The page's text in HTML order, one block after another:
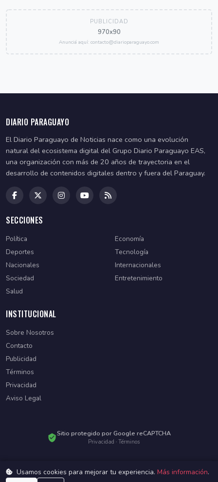
PUBLICIDAD
970x90
Anunciá aquí: contacto@diarioparaguayo.com
DIARIO PARAGUAYO
El Diario Paraguayo de Noticias nace como una evolución
natural del ecosistema digital del Grupo Diario Paraguayo EAS,
una organización con más de 20 años de trayectoria en el
desarrollo de contenidos digitales dentro y fuera del Paraguay.
SECCIONES
Política
Economía
Deportes
Tecnología
Nacionales
Internacionales
Sociedad
Entretenimiento
Salud
INSTITUCIONAL
Sobre Nosotros
Contacto
Publicidad
Términos
Privacidad
Aviso Legal
Sitio protegido por Google reCAPTCHA
Privacidad · Términos
© 2026 Diario Paraguayo. Todos los derechos reservados.
Usamos cookies para mejorar tu experiencia. Más información.